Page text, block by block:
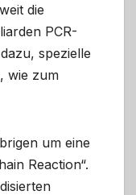
die
PCR-
spezielle
wie zum
um eine
Reaction“.